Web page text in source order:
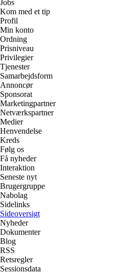
Jobs
Kom med et tip
Profil
Min konto
Ordning
Prisniveau
Privilegier
Tjenester
Samarbejdsform
Annoncør
Sponsorat
Marketingpartner
Netværkspartner
Medier
Henvendelse
Kreds
Følg os
Få nyheder
Interaktion
Seneste nyt
Brugergruppe
Nabolag
Sidelinks
Sideoversigt
Nyheder
Dokumenter
Blog
RSS
Retsregler
Sessionsdata